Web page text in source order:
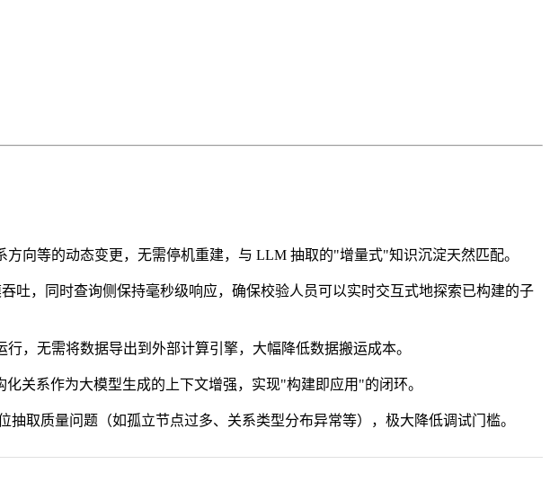
向等的动态变更，无需停机重建，与 LLM 抽取的"增量式"知识沉淀天然匹配。
吐，同时查询侧保持毫秒级响应，确保校验人员可以实时交互式地探索已构建的子
，无需将数据导出到外部计算引擎，大幅降低数据搬运成本。
关系作为大模型生成的上下文增强，实现"构建即应用"的闭环。
取质量问题（如孤立节点过多、关系类型分布异常等），极大降低调试门槛。